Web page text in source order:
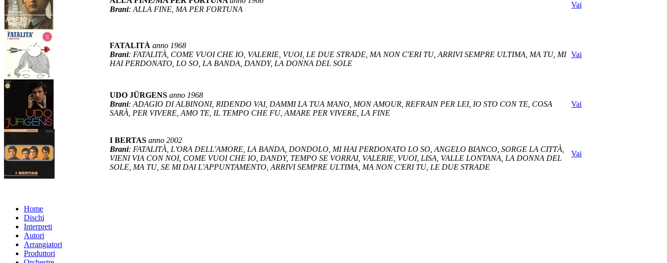
Brani: ALLA FINE, MA PER FORTUNA
Vai
FATALITÀ anno 1968
Brani: FATALITÀ, COME VUOI CHE IO, VALERIE, VUOI, LE DUE STRADE, MA NON C'ERI TU, ARRIVI SEMPRE ULTIMA, MA TU, MI
HAI PERDONATO, LO SO, LA BANDA, DANDY, LA DONNA DEL SOLE
Vai
UDO JÜRGENS anno 1968
Brani: ADAGIO DI ALBINONI, RIDENDO VAI, DAMMI LA TUA MANO, MON AMOUR, REFRAIN PER LEI, IO STO CON TE, COSA
SARÀ, PER VIVERE, AMO TE, IL TEMPO CHE FU, AMARE PER VIVERE, LA FINE
Vai
I BERTAS anno 2002
Brani: FATALITÀ, L'ORA DELL'AMORE, LA BANDA, DONDOLO, MI HAI PERDONATO LO SO, ANGELO BIANCO, SORGE LA CITTÀ,
VIENI VIA CON NOI, COME VUOI CHE IO, DANDY, TEMPO SE VORRAI, VALERIE, VUOI, LISA, VALLE LONTANA, LA DONNA DEL
SOLE, MA TU, SE MI DAI L'APPUNTAMENTO, ARRIVI SEMPRE ULTIMA, MA NON C'ERI TU, LE DUE STRADE
Vai
Home
Dischi
Interpreti
Autori
Arrangiatori
Produttori